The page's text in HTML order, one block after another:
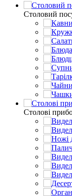
Столовий
Столові